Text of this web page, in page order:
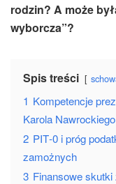
rodzin? A może
wyborcza”?
Spis treści
1 Kompetencje
Karola Nawrockiego
2 PIT‑0 i próg
zamożnych
3 Finansowe